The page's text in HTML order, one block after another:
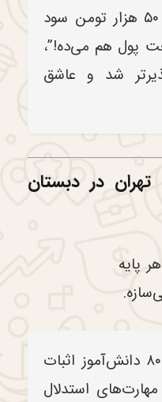
زد و به معلم‌ها فروخت – ۵۰ هزار تومن سود
پول هم می‌ده!”،
شد و عاشق
تهران در دبستان
پایه
مرسر (۲۰۲۳) در پژوهش ۸۰۰ دانش‌آموز اثبات
استدلال